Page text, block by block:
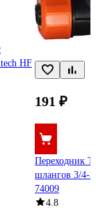
HF
191 ₽
Переходник
шлангов 3/4-
74009
4.8